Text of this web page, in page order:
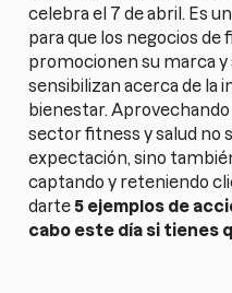
celebra el 7 de abril. Es
para que los negocios
promocionen su marca
sensibilizan acerca de la
bienestar. Aprovechando
sector fitness y salud no
expectación, sino
captando y reteniendo
darte 5 ejemplos de
cabo este día si tienes